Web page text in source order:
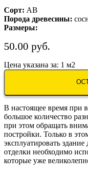
Сорт: AB
Порода древесины:
Размеры:
50.00 руб.
Цена указана за: 1 м2
В настоящее время при
большое количество
при этом обращать
постройки. Только в
эксплуатировать
отделки необходимо
которые уже